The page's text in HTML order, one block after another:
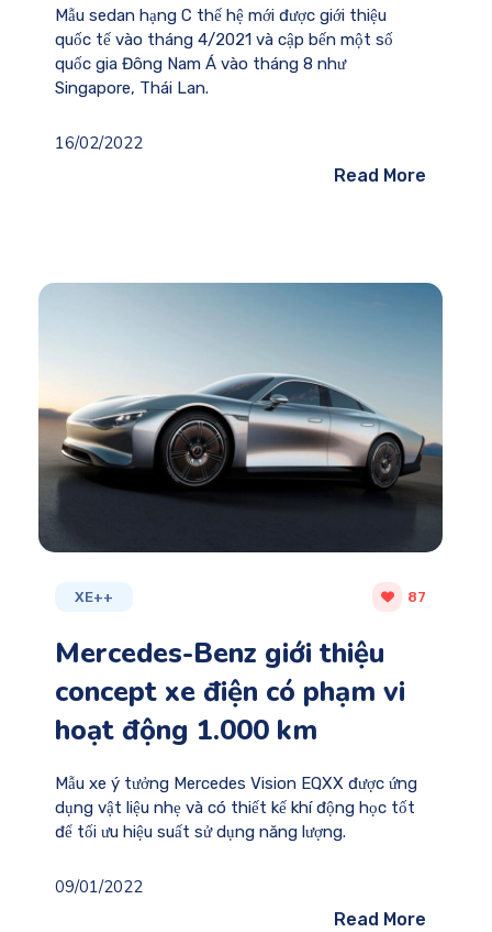
Mẫu sedan hạng C thế hệ mới được giới thiệu
quốc tế vào tháng 4/2021 và cập bến một số
quốc gia Đông Nam Á vào tháng 8 như
Singapore, Thái Lan.
16/02/2022
Read More
XE++ 87
Mercedes-Benz giới thiệu
concept xe điện có phạm vi
hoạt động 1.000 km
Mẫu xe ý tưởng Mercedes Vision EQXX được ứng
dụng vật liệu nhẹ và có thiết kế khí động học tốt
để tối ưu hiệu suất sử dụng năng lượng.
09/01/2022
Read More